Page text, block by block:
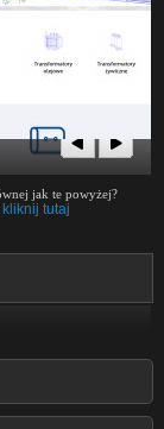
jak te powyżej?
kliknij tutaj